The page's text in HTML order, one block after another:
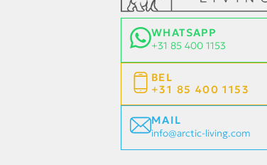
WHATSAPP
+31 85 400 1153
BEL
+31 85 400 1153
MAIL
info@arctic-living.com